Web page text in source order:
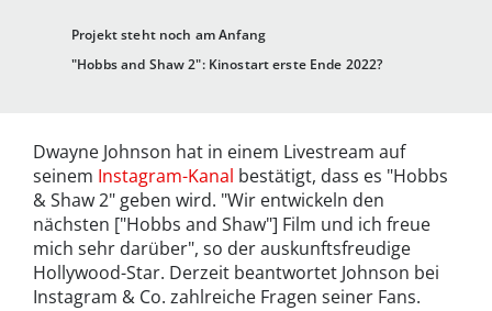
Projekt steht noch am Anfang
"Hobbs and Shaw 2": Kinostart erste Ende 2022?
Dwayne Johnson hat in einem Livestream auf
seinem Instagram-Kanal bestätigt, dass es "Hobbs
& Shaw 2" geben wird. "Wir entwickeln den
nächsten ["Hobbs and Shaw"] Film und ich freue
mich sehr darüber", so der auskunftsfreudige
Hollywood-Star. Derzeit beantwortet Johnson bei
Instagram & Co. zahlreiche Fragen seiner Fans.